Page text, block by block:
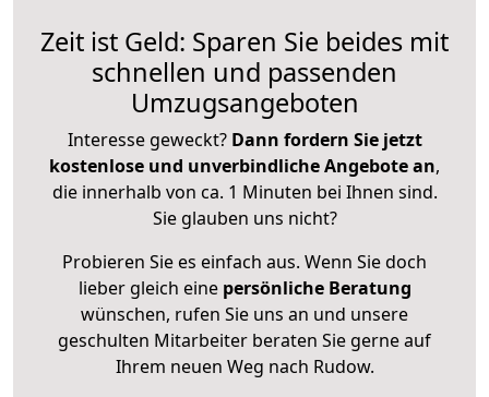
Zeit ist Geld: Sparen Sie beides mit
schnellen und passenden
Umzugsangeboten
Interesse geweckt? Dann fordern Sie jetzt
kostenlose und unverbindliche Angebote an,
die innerhalb von ca. 1 Minuten bei Ihnen sind.
Sie glauben uns nicht?
Probieren Sie es einfach aus. Wenn Sie doch
lieber gleich eine persönliche Beratung
wünschen, rufen Sie uns an und unsere
geschulten Mitarbeiter beraten Sie gerne auf
Ihrem neuen Weg nach Rudow.